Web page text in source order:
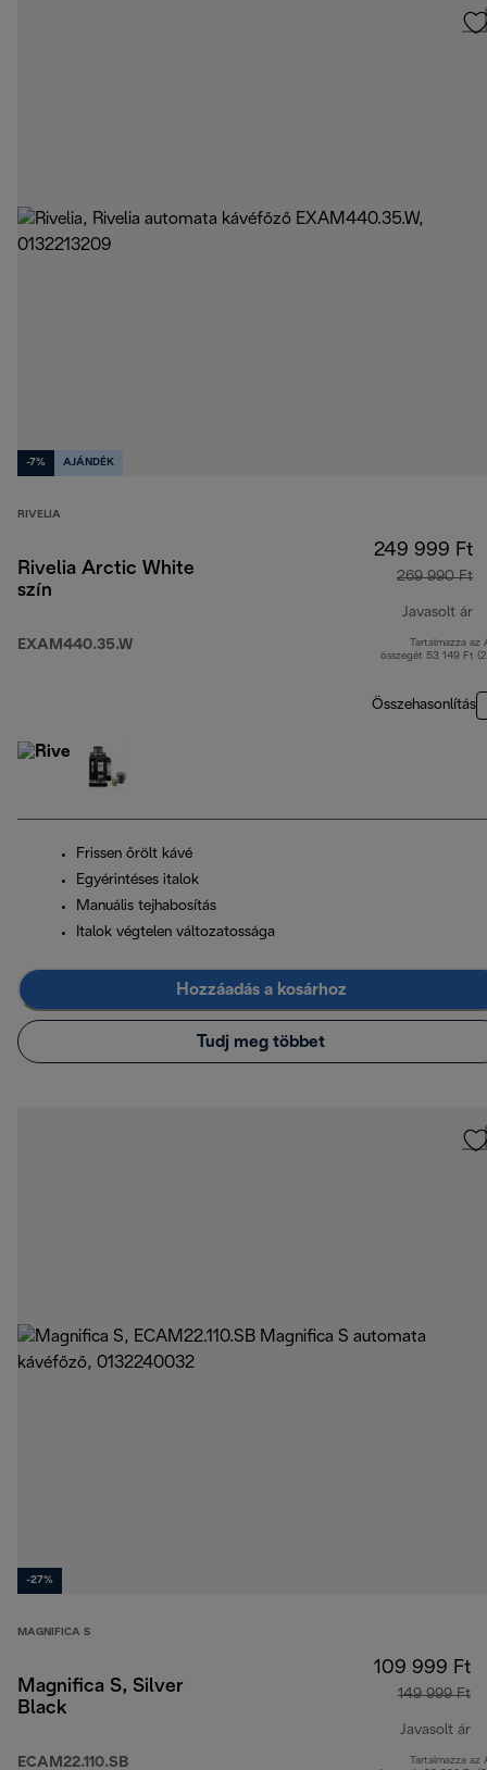
-7% AJÁNDÉK
RIVELIA
Rivelia Arctic White
szín
EXAM440.35.W
249 999 Ft
269 990 Ft
Javasolt ár
Tartalmazza az
összegét 53 149 Ft
Összehasonlítás
Frissen őrölt kávé
Egyérintéses italok
Manuális tejhabosítás
Italok végtelen változatossága
Hozzáadás a kosárhoz
Tudj meg többet
-27%
MAGNIFICA S
Magnifica S, Silver
Black
ECAM22.110.SB
109 999 Ft
149 999 Ft
Javasolt ár
Tartalmazza az